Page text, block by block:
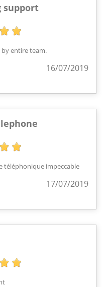
support
entire team.
16/07/2019
téléphonique impeccable
17/07/2019